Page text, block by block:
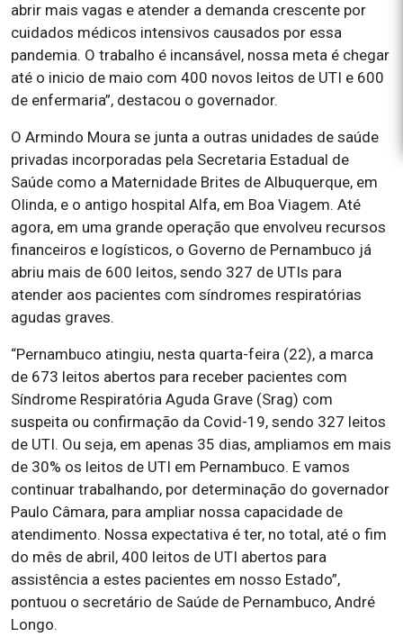
abrir mais vagas e atender a demanda crescente por
cuidados médicos intensivos causados por essa
pandemia. O trabalho é incansável, nossa meta é chegar
até o inicio de maio com 400 novos leitos de UTI e 600
de enfermaria”, destacou o governador.
O Armindo Moura se junta a outras unidades de saúde
privadas incorporadas pela Secretaria Estadual de
Saúde como a Maternidade Brites de Albuquerque, em
Olinda, e o antigo hospital Alfa, em Boa Viagem. Até
agora, em uma grande operação que envolveu recursos
financeiros e logísticos, o Governo de Pernambuco já
abriu mais de 600 leitos, sendo 327 de UTIs para
atender aos pacientes com síndromes respiratórias
agudas graves.
“Pernambuco atingiu, nesta quarta-feira (22), a marca
de 673 leitos abertos para receber pacientes com
Síndrome Respiratória Aguda Grave (Srag) com
suspeita ou confirmação da Covid-19, sendo 327 leitos
de UTI. Ou seja, em apenas 35 dias, ampliamos em mais
de 30% os leitos de UTI em Pernambuco. E vamos
continuar trabalhando, por determinação do governador
Paulo Câmara, para ampliar nossa capacidade de
atendimento. Nossa expectativa é ter, no total, até o fim
do mês de abril, 400 leitos de UTI abertos para
assistência a estes pacientes em nosso Estado”,
pontuou o secretário de Saúde de Pernambuco, André
Longo.